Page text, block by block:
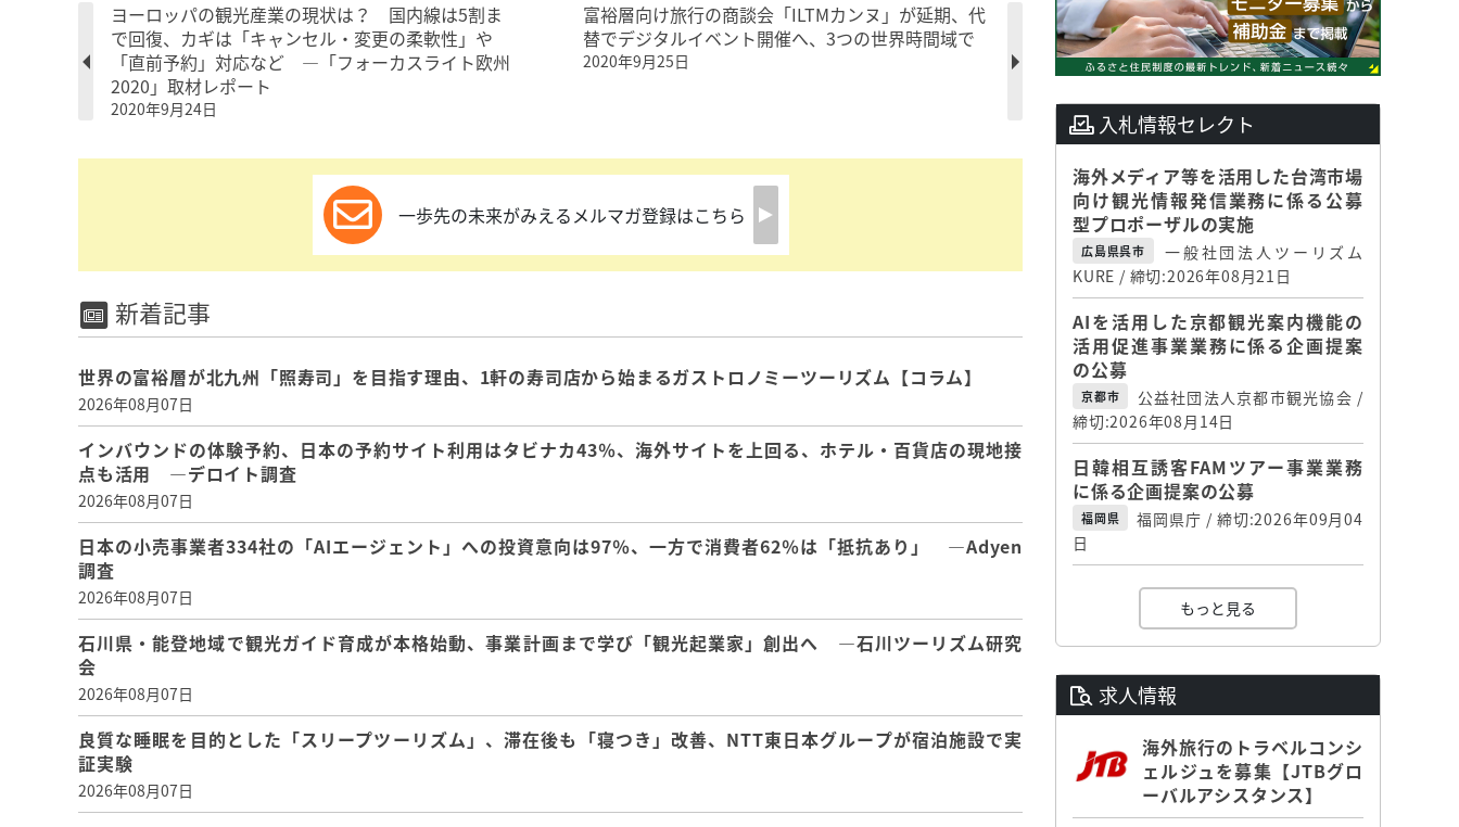
ヨーロッパの観光産業の現状は？ 国内線は5割ま
で回復、カギは「キャンセル・変更の柔軟性」や
「直前予約」対応など ―「フォーカスライト欧州
2020」取材レポート
2020年9月24日
富裕層向け旅行の商談会「ILTMカンヌ」が延期、代
替でデジタルイベント開催へ、3つの世界時間域で
2020年9月25日
一歩先の未来がみえるメルマガ登録はこちら
新着記事
世界の富裕層が北九州「照寿司」を目指す理由、1軒の寿司店から始まるガストロノミーツーリズム【コラム】
2026年08月07日
インバウンドの体験予約、日本の予約サイト利用はタビナカ43％、海外サイトを上回る、ホテル・百貨店の現地接
点も活用 ―デロイト調査
2026年08月07日
日本の小売事業者334社の「AIエージェント」への投資意向は97％、一方で消費者62％は「抵抗あり」 ―Adyen
調査
2026年08月07日
石川県・能登地域で観光ガイド育成が本格始動、事業計画まで学び「観光起業家」創出へ ―石川ツーリズム研究
会
2026年08月07日
良質な睡眠を目的とした「スリープツーリズム」、滞在後も「寝つき」改善、NTT東日本グループが宿泊施設で実
証実験
2026年08月07日
入札情報セレクト
海外メディア等を活用した台湾市場
向け観光情報発信業務に係る公募
型プロポーザルの実施
広島県呉市
一般社団法人ツーリズム
KURE / 締切:2026年08月21日
AIを活用した京都観光案内機能の
活用促進事業業務に係る企画提案
の公募
京都市
公益社団法人京都市観光協会 /
締切:2026年08月14日
日韓相互誘客FAMツアー事業業務
に係る企画提案の公募
福岡県
福岡県庁 / 締切:2026年09月04
日
もっと見る
求人情報
海外旅行のトラベルコンシ
ェルジュを募集【JTBグロ
ーバルアシスタンス】